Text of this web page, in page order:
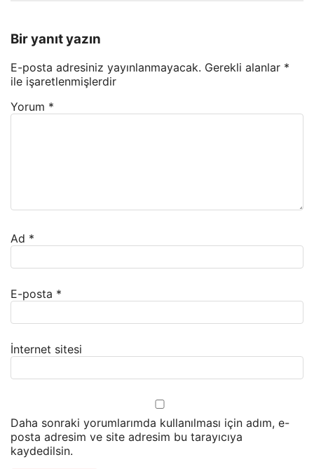
Bir yanıt yazın
E-posta adresiniz yayınlanmayacak. Gerekli alanlar *
ile işaretlenmişlerdir
Yorum *
Ad *
E-posta *
İnternet sitesi
Daha sonraki yorumlarımda kullanılması için adım, e-
posta adresim ve site adresim bu tarayıcıya
kaydedilsin.